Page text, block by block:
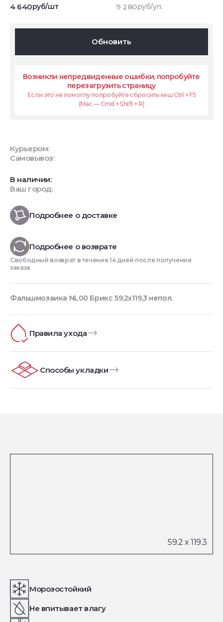
4 640руб/шт 9 280руб/уп.
Обновить
Возникли непредвиденные ошибки, попробуйте
перезагрузить страницу
Если это не помоглу попробуйте сбросить кеш Ctrl + F5
(Mac — Cmd + Shift + R)
Курьером:
Самовывоз:
В наличии:
Ваш город:
Подробнее о доставке
Подробнее о возврате
Свободный возврат в течение 14 дней после получения
заказа
Фальшмозаика NL00 Брикс 59,2х119,3 непол.
Правила ухода
Способы укладки
Морозостойкий
Не впитывает влагу